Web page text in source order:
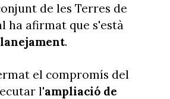
de les Terres de
ha afirmat que s'està
.
el compromís del
l'ampliació de